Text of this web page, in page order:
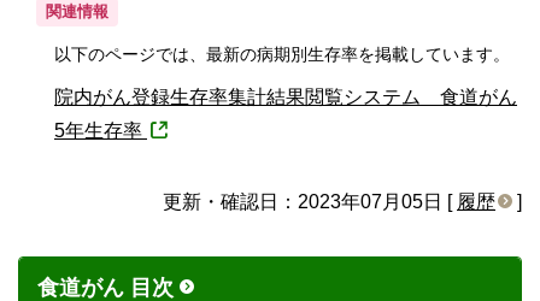
関連情報
以下のページでは、最新の病期別生存率を掲載しています。
院内がん登録生存率集計結果閲覧システム 食道がん
5年生存率
更新・確認日：2023年07月05日 [ 履歴 ]
食道がん 目次